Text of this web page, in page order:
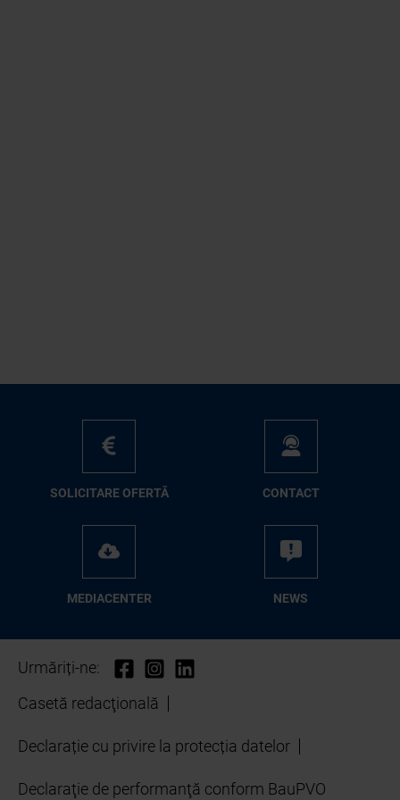
SO­LI­CI­TA­RE OFER­TĂ CON­TA­CT
ME­D­IA­CEN­TER NEWS
Urmăriți-ne:
Casetă redacţională
Declarație cu privire la protecția datelor
Declaraţie de performanţă conform BauPVO